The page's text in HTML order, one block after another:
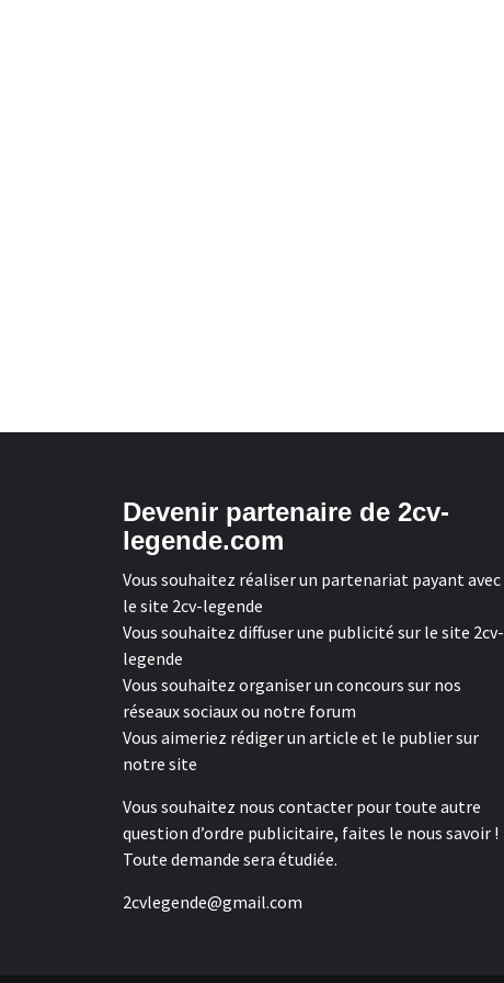
Devenir partenaire de 2cv-
legende.com
Vous souhaitez réaliser un partenariat payant avec
le site 2cv-legende
Vous souhaitez diffuser une publicité sur le site 2cv-
legende
Vous souhaitez organiser un concours sur nos
réseaux sociaux ou notre forum
Vous aimeriez rédiger un article et le publier sur
notre site
Vous souhaitez nous contacter pour toute autre
question d’ordre publicitaire, faites le nous savoir !
Toute demande sera étudiée.
2cvlegende@gmail.com